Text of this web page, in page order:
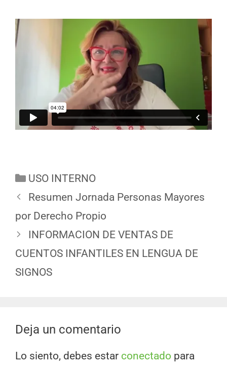
USO INTERNO
Resumen Jornada Personas Mayores
por Derecho Propio
INFORMACION DE VENTAS DE
CUENTOS INFANTILES EN LENGUA DE
SIGNOS
Deja un comentario
Lo siento, debes estar conectado para